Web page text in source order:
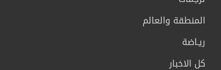
المنطقة والعالم
ريـاضة
كل الاخبار